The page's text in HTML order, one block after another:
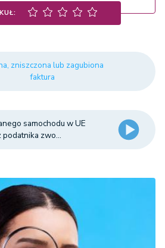
zniszczona lub zagubiona
faktura
samochodu w UE
podatnika zwo...